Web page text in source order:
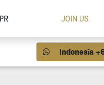
JOIN US
Indonesia